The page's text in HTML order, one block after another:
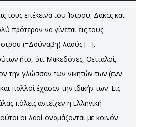
τους επέκεινα του Ίστρου, Δάκας και
πρότερον να γίνεται εις τους
(=Δούναβη) λαούς […].
ήτο, ότι Μακεδόνες, Θετταλοί,
την γλώσσαν των νικητών των (ενν.
πολλοί έχασαν την ιδικήν των. Εις
πόλεις αντείχεν η Ελληνική
οι λαοί ονομάζονται με κοινόν